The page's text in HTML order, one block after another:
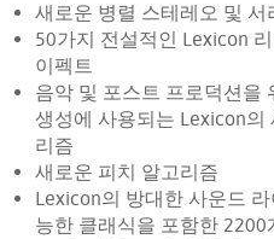
새로운 병렬 스테레오 및 서
50가지 전설적인 Lexicon
이펙트
음악 및 포스트 프로덕션을
생성에 사용되는 Lexicon의
리즘
새로운 피치 알고리즘
Lexicon의 방대한 사운드
능한 클래식을 포함한